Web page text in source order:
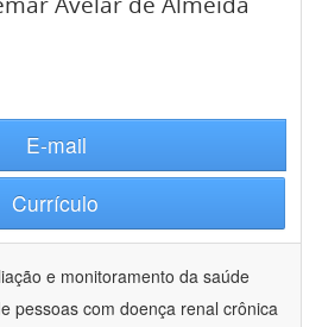
E-mail
Currículo
e monitoramento da saúde
pessoas com doença renal crônica